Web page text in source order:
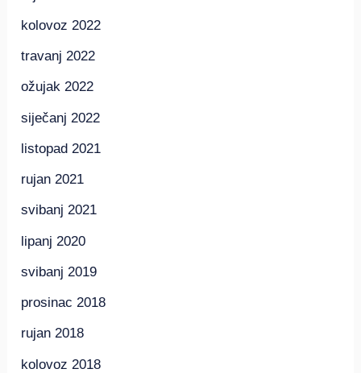
kolovoz 2022
travanj 2022
ožujak 2022
siječanj 2022
listopad 2021
rujan 2021
svibanj 2021
lipanj 2020
svibanj 2019
prosinac 2018
rujan 2018
kolovoz 2018